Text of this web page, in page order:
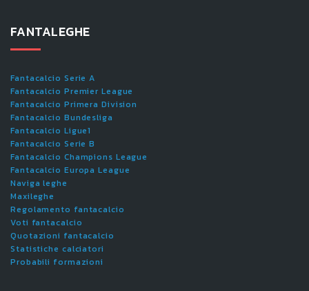
FANTALEGHE
Fantacalcio Serie A
Fantacalcio Premier League
Fantacalcio Primera Division
Fantacalcio Bundesliga
Fantacalcio Ligue1
Fantacalcio Serie B
Fantacalcio Champions League
Fantacalcio Europa League
Naviga leghe
Maxileghe
Regolamento fantacalcio
Voti fantacalcio
Quotazioni fantacalcio
Statistiche calciatori
Probabili formazioni